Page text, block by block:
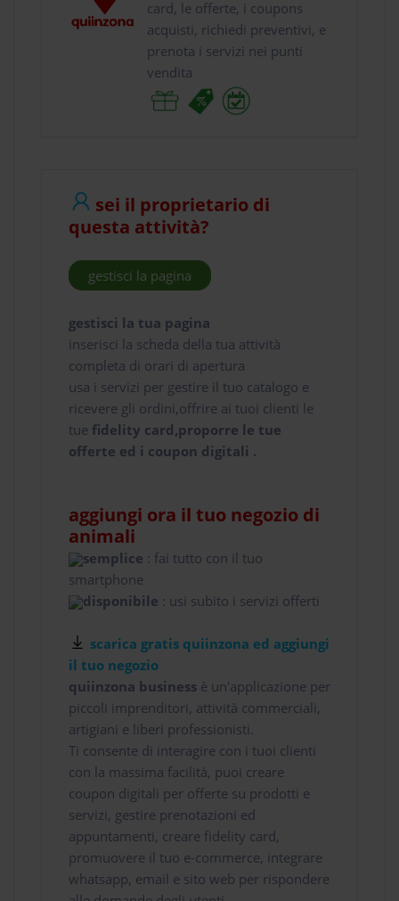
card, le offerte, i coupons
acquisti, richiedi preventivi, e
prenota i servizi nei punti
vendita
sei il proprietario di
questa attività?
gestisci la pagina
gestisci la tua pagina
inserisci la scheda della tua attività
completa di orari di apertura
usa i servizi per gestire il tuo catalogo e
ricevere gli ordini,offrire ai tuoi clienti le
tue fidelity card,proporre le tue
offerte ed i coupon digitali .
aggiungi ora il tuo negozio di
animali
semplice : fai tutto con il tuo
smartphone
disponibile : usi subito i servizi offerti
scarica gratis quiinzona ed aggiungi
il tuo negozio
quiinzona business è un'applicazione per
piccoli imprenditori, attività commerciali,
artigiani e liberi professionisti.
Ti consente di interagire con i tuoi clienti
con la massima facilità, puoi creare
coupon digitali per offerte su prodotti e
servizi, gestire prenotazioni ed
appuntamenti, creare fidelity card,
promuovere il tuo e-commerce, integrare
whatsapp, email e sito web per rispondere